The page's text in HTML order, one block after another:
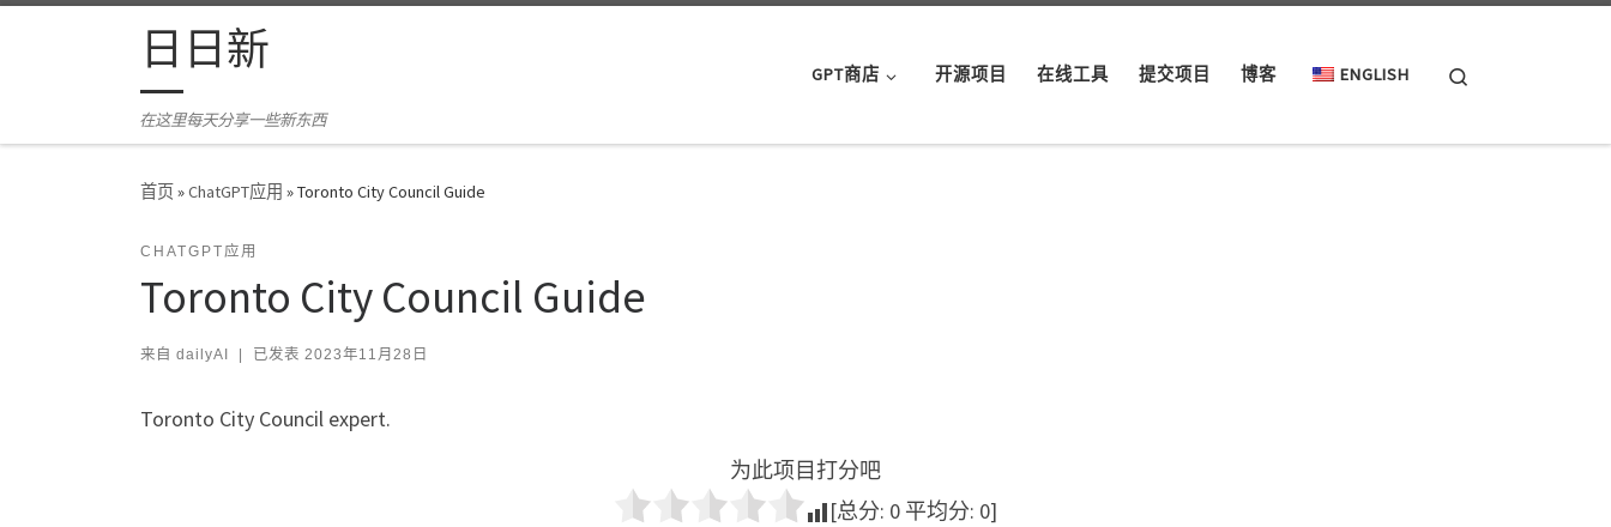
Skip to content日日新
在这里每天分享一些新东西
GPT商店 开源项目 在线工具 提交项目 博客 ENGLISH
首页»ChatGPT应用 »Toronto City Council Guide
CHATGPT应用
Toronto City Council Guide
来自 dailyAI 已发表 2023年11月28日
Toronto City Council expert.
为此项目打分吧
[总分: 0 平均分: 0]